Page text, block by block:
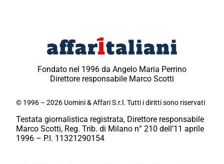
Fondato nel 1996 da Angelo Maria Perrino
Direttore responsabile Marco Scotti
© 1996 – 2026 Uomini & Affari S.r.l. Tutti i diritti sono riservati
Testata giornalistica registrata, Direttore responsabile
Marco Scotti, Reg. Trib. di Milano n° 210 dell’11 aprile
1996 – P.I. 11321290154